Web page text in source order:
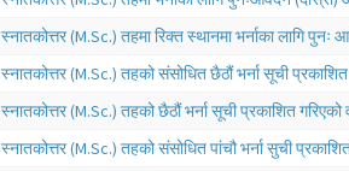
स्नातकोत्तर (M.Sc.) तहमा रिक्त स्थानमा भर्नाका लागि पुनः
स्नातकोत्तर (M.Sc.) तहको संसोधित छैठौं भर्ना सूची प्रकाशित
स्नातकोत्तर (M.Sc.) तहको छैठौं भर्ना सूची प्रकाशित गरिएको
स्नातकोत्तर (M.Sc.) तहको संसोधित पांचौ भर्ना सुची